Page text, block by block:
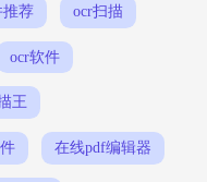
推荐 ocr扫描
ocr软件
王
在线pdf编辑器